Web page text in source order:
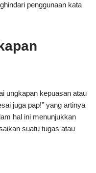
penggunaan kata
ungkapan kepuasan atau
juga pap!” yang artinya
hal ini menunjukkan
suatu tugas atau